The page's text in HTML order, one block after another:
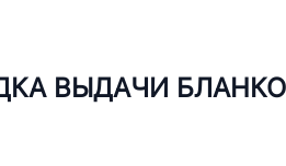
Номер телефона
ВЫДАЧИ